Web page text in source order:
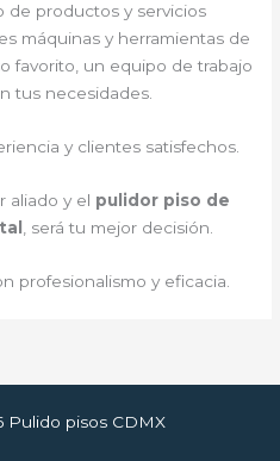
de productos y servicios
máquinas y herramientas de
favorito, un equipo de trabajo
tus necesidades.
y clientes satisfechos.
aliado y el pulidor piso de
, será tu mejor decisión.
profesionalismo y eficacia.
Pulido pisos CDMX